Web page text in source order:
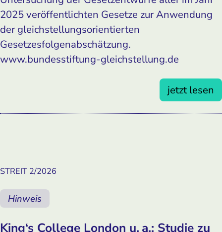
2025 veröffentlichten Gesetze zur Anwendung
der gleichstellungsorientierten
Gesetzesfolgenabschätzung.
www.bundesstiftung-gleichstellung.de
jetzt lesen
STREIT 2/2026
Hinweis
King‘s College London u. a.: Studie zu